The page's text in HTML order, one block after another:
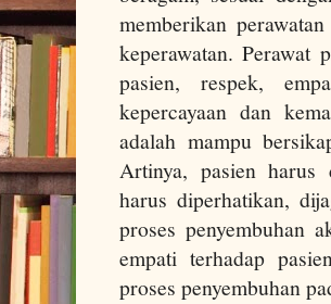
memberikan
keperawatan. Perawat
pasien, respek,
kepercayaan dan
adalah mampu
Artinya, pasien harus
harus diperhatikan,
proses penyembuhan
empati terhadap
proses penyembuhan